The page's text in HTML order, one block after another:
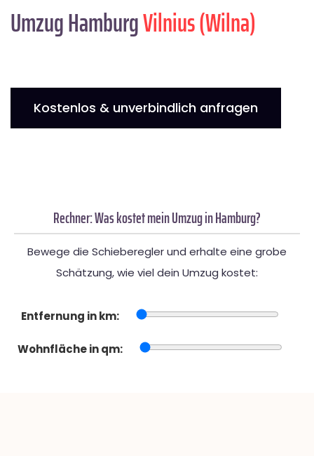
Umzug HamburgVilnius (Wilna)
Kostenlos & unverbindlich anfragen
Rechner: Was kostet mein Umzug in Hamburg?
Bewege die Schieberegler und erhalte eine grobe
Schätzung, wie viel dein Umzug kostet:
Entfernung in km:
Wohnfläche in qm: